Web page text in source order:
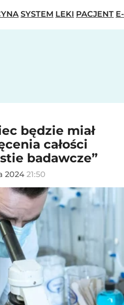
SYSTEM LEKI PACJENT E-
będzie miał
całości
badawcze”
2024 21:50